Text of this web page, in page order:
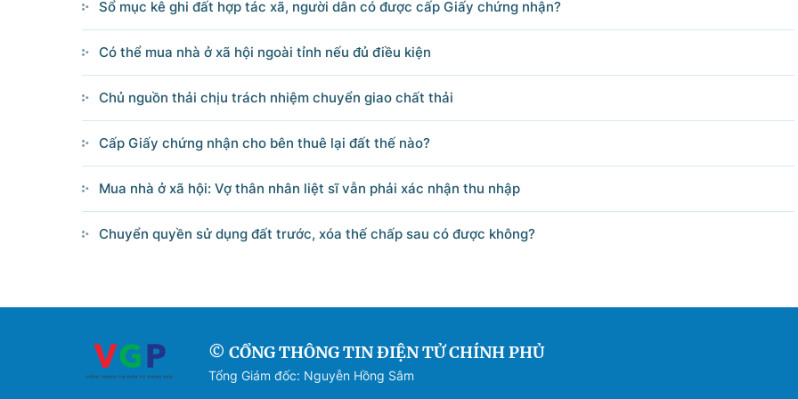
Sổ mục kê ghi đất hợp tác xã, người dân có được cấp Giấy chứng nhận?
Có thể mua nhà ở xã hội ngoài tỉnh nếu đủ điều kiện
Chủ nguồn thải chịu trách nhiệm chuyển giao chất thải
Cấp Giấy chứng nhận cho bên thuê lại đất thế nào?
Mua nhà ở xã hội: Vợ thân nhân liệt sĩ vẫn phải xác nhận thu nhập
Chuyển quyền sử dụng đất trước, xóa thế chấp sau có được không?
© CỔNG THÔNG TIN ĐIỆN TỬ CHÍNH PHỦ
Tổng Giám đốc: Nguyễn Hồng Sâm